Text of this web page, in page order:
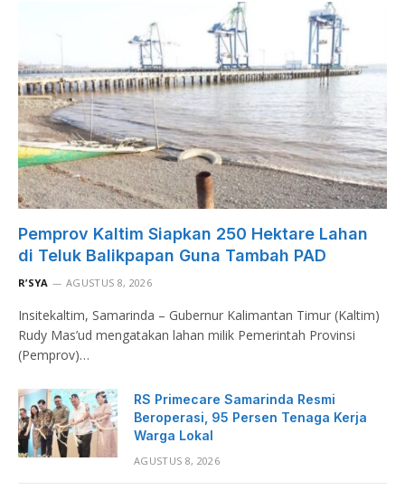
Pemprov Kaltim Siapkan 250 Hektare Lahan
di Teluk Balikpapan Guna Tambah PAD
R’SYA AGUSTUS 8, 2026
Insitekaltim, Samarinda – Gubernur Kalimantan Timur (Kaltim)
Rudy Mas’ud mengatakan lahan milik Pemerintah Provinsi
(Pemprov)…
RS Primecare Samarinda Resmi
Beroperasi, 95 Persen Tenaga Kerja
Warga Lokal
AGUSTUS 8, 2026